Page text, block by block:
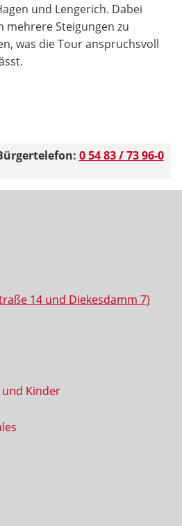
und Lengerich. Dabei
mehrere Steigungen zu
was die Tour anspruchsvoll
0 54 83 / 73 96-0
14 und Diekesdamm 7)
Kinder